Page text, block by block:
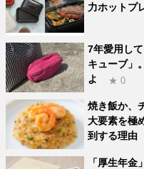
力ホットプ
7年愛用し
キューブ」
よ
★ 0
焼き飯か、
大要素を極
到する理由
「厚生年